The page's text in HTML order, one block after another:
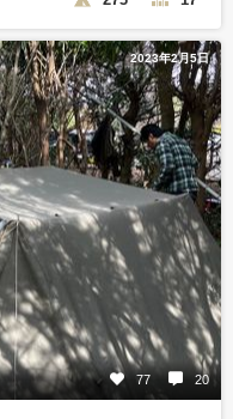
2023年2月5日
77 20